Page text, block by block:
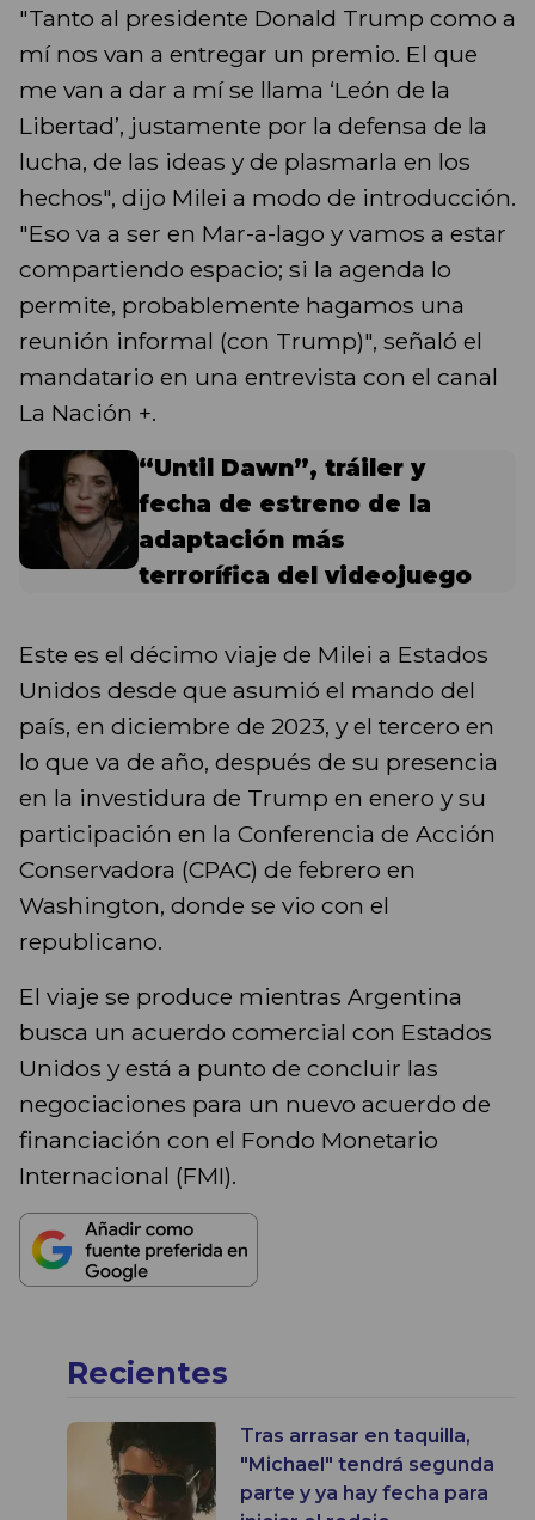
"Tanto al presidente Donald Trump como a
mí nos van a entregar un premio. El que
me van a dar a mí se llama ‘León de la
Libertad’, justamente por la defensa de la
lucha, de las ideas y de plasmarla en los
hechos", dijo Milei a modo de introducción.
"Eso va a ser en Mar-a-lago y vamos a estar
compartiendo espacio; si la agenda lo
permite, probablemente hagamos una
reunión informal (con Trump)", señaló el
mandatario en una entrevista con el canal
La Nación +.
“Until Dawn”, tráiler y
fecha de estreno de la
adaptación más
terrorífica del videojuego
Este es el décimo viaje de Milei a Estados
Unidos desde que asumió el mando del
país, en diciembre de 2023, y el tercero en
lo que va de año, después de su presencia
en la investidura de Trump en enero y su
participación en la Conferencia de Acción
Conservadora (CPAC) de febrero en
Washington, donde se vio con el
republicano.
El viaje se produce mientras Argentina
busca un acuerdo comercial con Estados
Unidos y está a punto de concluir las
negociaciones para un nuevo acuerdo de
financiación con el Fondo Monetario
Internacional (FMI).
Recientes
Tras arrasar en taquilla,
"Michael" tendrá segunda
parte y ya hay fecha para